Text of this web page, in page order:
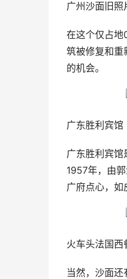
广州沙面旧照
在这个仅占地
筑被修复和重
的机会。
广东胜利宾馆
广东胜利宾馆
1957年，由
广府点心，如
火车头法国西
当然，沙面